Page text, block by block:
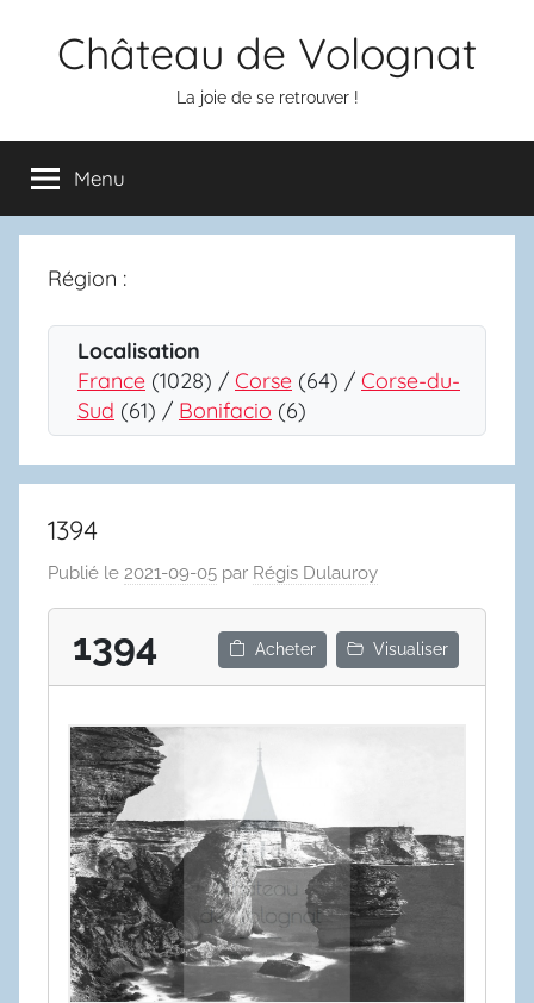
Château de Volognat
La joie de se retrouver !
Menu
Région :
Localisation
France (1028) / Corse (64) / Corse-du-
Sud (61) / Bonifacio (6)
1394
Publié le 2021-09-05 par Régis Dulauroy
1394 Acheter Visualiser